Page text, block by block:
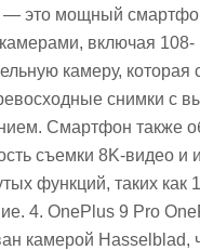
— это мощный
включая 108-
камеру, которая
снимки с
Смартфон также
съемки 8K-видео и
функций, таких как
4. OnePlus 9 Pro
камерой Hasselblad,